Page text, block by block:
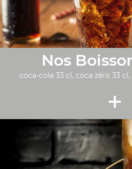
Nos
coca-cola 33 cl, coca zéro 33
+